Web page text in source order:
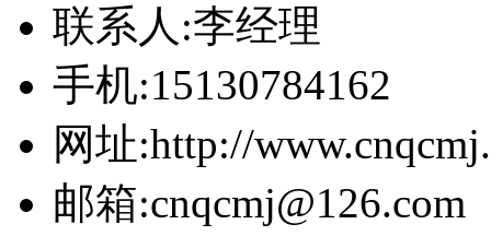
联系人:李经理
手机:15130784162
网址:http://
邮箱:cnqcmj@126.com